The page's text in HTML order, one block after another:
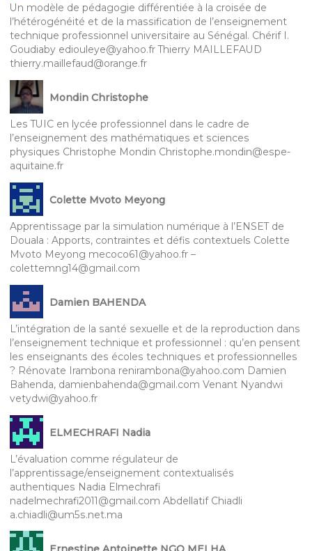
Un modèle de pédagogie différentiée à la croisée de
l’hétérogénéité et de la massification de l’enseignement
technique professionnel universitaire au Sénégal. Chérif I.
Goudiaby ediouleye@yahoo.fr Thierry MAILLEFAUD
thierry.maillefaud@orange.fr
Mondin Christophe
Les TUIC en lycée professionnel dans le cadre de
l’enseignement des mathématiques et sciences
physiques Christophe Mondin Christophe.mondin@espe-
aquitaine.fr
Colette Mvoto Meyong
Apprentissage par la simulation numérique à l’ENSET de
Douala : Apports, contraintes et défis contextuels Colette
Mvoto Meyong mecoco61@yahoo.fr –
colettemng14@gmail.com
Damien BAHENDA
L’intégration de la santé sexuelle et de la reproduction dans
l’enseignement technique et professionnel : qu’en pensent
les enseignants des écoles techniques et professionnelles
? Rénovate Irambona renirambona@yahoo.com Damien
Bahenda, damienbahenda@gmail.com Venant Nyandwi
vetydwi@yahoo.fr
ELMECHRAFI Nadia
L’évaluation comme régulateur de
l’apprentissage/enseignement contextualisés
authentiques Nadia Elmechrafi
nadelmechrafi2011@gmail.com Abdellatif Chiadli
a.chiadli@um5s.net.ma